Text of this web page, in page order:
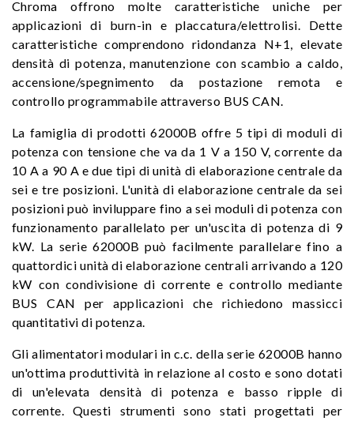
Chroma offrono molte caratteristiche uniche per
applicazioni di burn-in e placcatura/elettrolisi. Dette
caratteristiche comprendono ridondanza N+1, elevate
densità di potenza, manutenzione con scambio a caldo,
accensione/spegnimento da postazione remota e
controllo programmabile attraverso BUS CAN.
La famiglia di prodotti 62000B offre 5 tipi di moduli di
potenza con tensione che va da 1 V a 150 V, corrente da
10 A a 90 A e due tipi di unità di elaborazione centrale da
sei e tre posizioni. L'unità di elaborazione centrale da sei
posizioni può inviluppare fino a sei moduli di potenza con
funzionamento parallelato per un'uscita di potenza di 9
kW. La serie 62000B può facilmente parallelare fino a
quattordici unità di elaborazione centrali arrivando a 120
kW con condivisione di corrente e controllo mediante
BUS CAN per applicazioni che richiedono massicci
quantitativi di potenza.
Gli alimentatori modulari in c.c. della serie 62000B hanno
un'ottima produttività in relazione al costo e sono dotati
di un'elevata densità di potenza e basso ripple di
corrente. Questi strumenti sono stati progettati per